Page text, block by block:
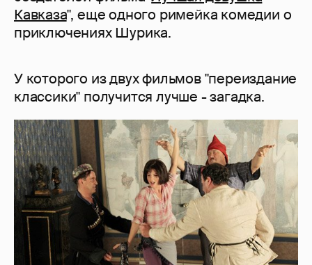
Кавказа", еще одного римейка комедии о
приключениях Шурика.
У которого из двух фильмов "переиздание
классики" получится лучше - загадка.